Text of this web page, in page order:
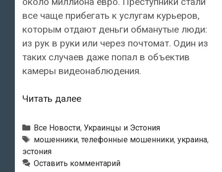
все чаще прибегать к услугам курьеров,
которым отдают деньги обманутые люди:
из рук в руки или через почтомат. Один из
таких случаев даже попал в объектив
камеры видеонаблюдения.
Читать далееЛюди,
бдительны!
Телефонные
не
Рубрики
Все Новости, Украинцы и Эстония
Метки
мошенники,телефонные мошенники, украина,
эстония
Оставить комментарий